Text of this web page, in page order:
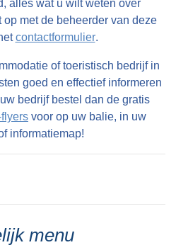
alles wat u wilt weten over
met de beheerder van deze
contactformulier.
of toeristisch bedrijf in
goed en effectief informeren
bedrijf bestel dan de gratis
voor op uw balie, in uw
informatiemap!
menu